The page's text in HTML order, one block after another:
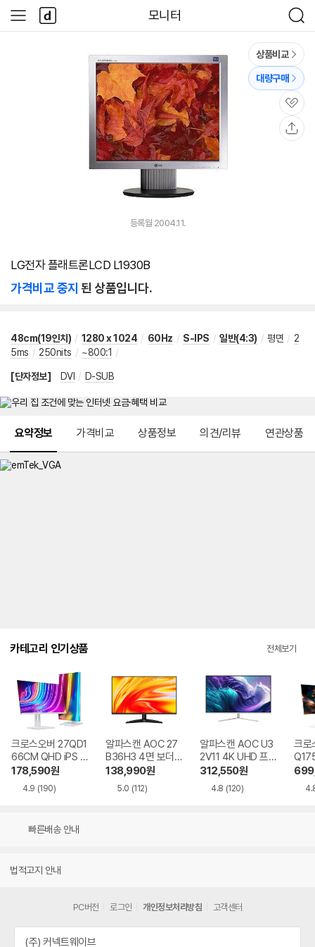
모니터
검
색
사
이
다
나
와
상품비교
대량구매
관
심
등록월 2004.11.
LG전자 플래트론LCD L1930B
가격비교 중지 된 상품입니다.
48cm(19인치) / 1280 x 1024 / 60Hz / S-IPS / 일반(4:3) / 평면 / 2
5ms / 250nits / ~800:1 /
[단자정보] DVI / D-SUB
요약정보 가격비교 상품정보 의견/리뷰 연관상품
카테고리 인기상품 전체보기
크로스오버 27QD1
66CM QHD iPS U
SB-C 화이트 Ai 멀
티스탠드
178,590원
4.9 (190)
알파스캔 AOC 27
B36H3 4면 보더리
스 IPS 120 시력보
호 무결점
138,990원
5.0 (112)
알파스캔 AOC U3
2V11 4K UHD 프리
싱크 HDR 시력보호
무결점
312,550원
4.8 (120)
크로
Ai
빠른배송 안내
법적고지 안내
PC버전 로그인 개인정보처리방침 고객센터
(주) 커넥트웨이브